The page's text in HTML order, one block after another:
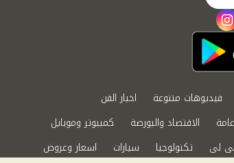
instagram
فيديوهات متنوعة
اخبار الفن
الاقتصاد والبورصة
كمبيوتر وموبايل
لى تكنولوجيا سيارات اسعار وعروض